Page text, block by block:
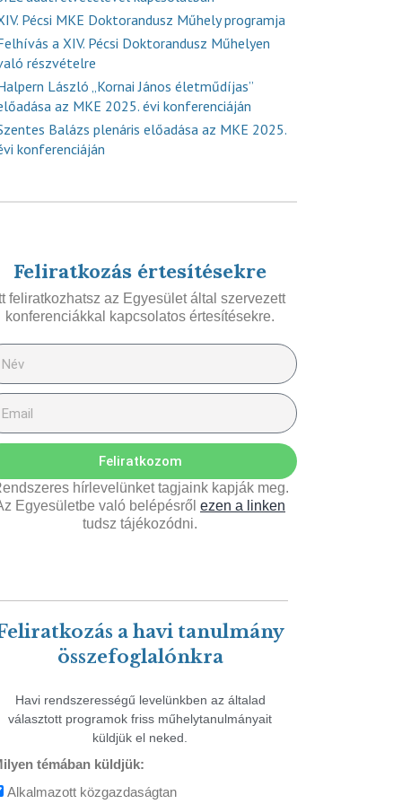
Pécsi MKE Doktorandusz Műhely programja
a XIV. Pécsi Doktorandusz Műhelyen
részvételre
László „Kornai János életműdíjas”
az MKE 2025. évi konferenciáján
Balázs plenáris előadása az MKE 2025.
konferenciáján
Feliratkozás értesítésekre
feliratkozhatsz az Egyesület által szervezett
konferenciákkal kapcsolatos értesítésekre.
Feliratkozom
hírlevelünket tagjaink kapják meg.
Egyesületbe való belépésről ezen a linken
tudsz tájékozódni.
a havi tanulmány
összefoglalónkra
Havi rendszerességű levelünkben az általad
választott programok friss műhelytanulmányait
küldjük el neked.
témában küldjük:
Alkalmazott közgazdaságtan